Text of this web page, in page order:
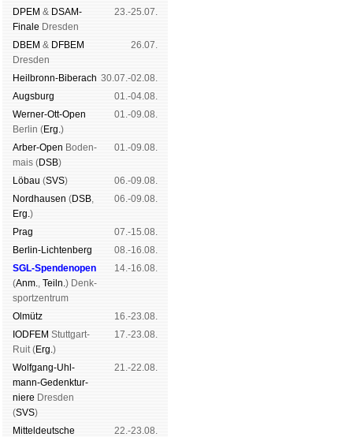
DPEM & DSAM-
Finale Dres­den
23.-25.07.
DBEM & DFBEM
Dres­den
26.07.
Heil­bronn-Bi­ber­ach 30.07.-02.08.
Augs­burg
01.-04.08.
Werner-Ott-Open
Ber­lin (Erg.)
01.-09.08.
Arber-Open Boden­
mais (DSB)
01.-09.08.
Lö­bau (SVS)
06.-09.08.
Nord­hau­sen (DSB,
Erg.)
06.-09.08.
Prag
07.-15.08.
Berlin-Lich­ten­berg
08.-16.08.
SGL-Spenden­open
(Anm., Teiln.) Denk­
sport­zen­trum
14.-16.08.
Ol­mütz
16.-23.08.
IODFEM Stutt­gart-
Ruit (Erg.)
17.-23.08.
Wolf­gang-Uhl­
mann-Ge­denk­tur­
niere Dres­den
(SVS)
21.-22.08.
Mit­tel­deu­tsche 22.-23.08.